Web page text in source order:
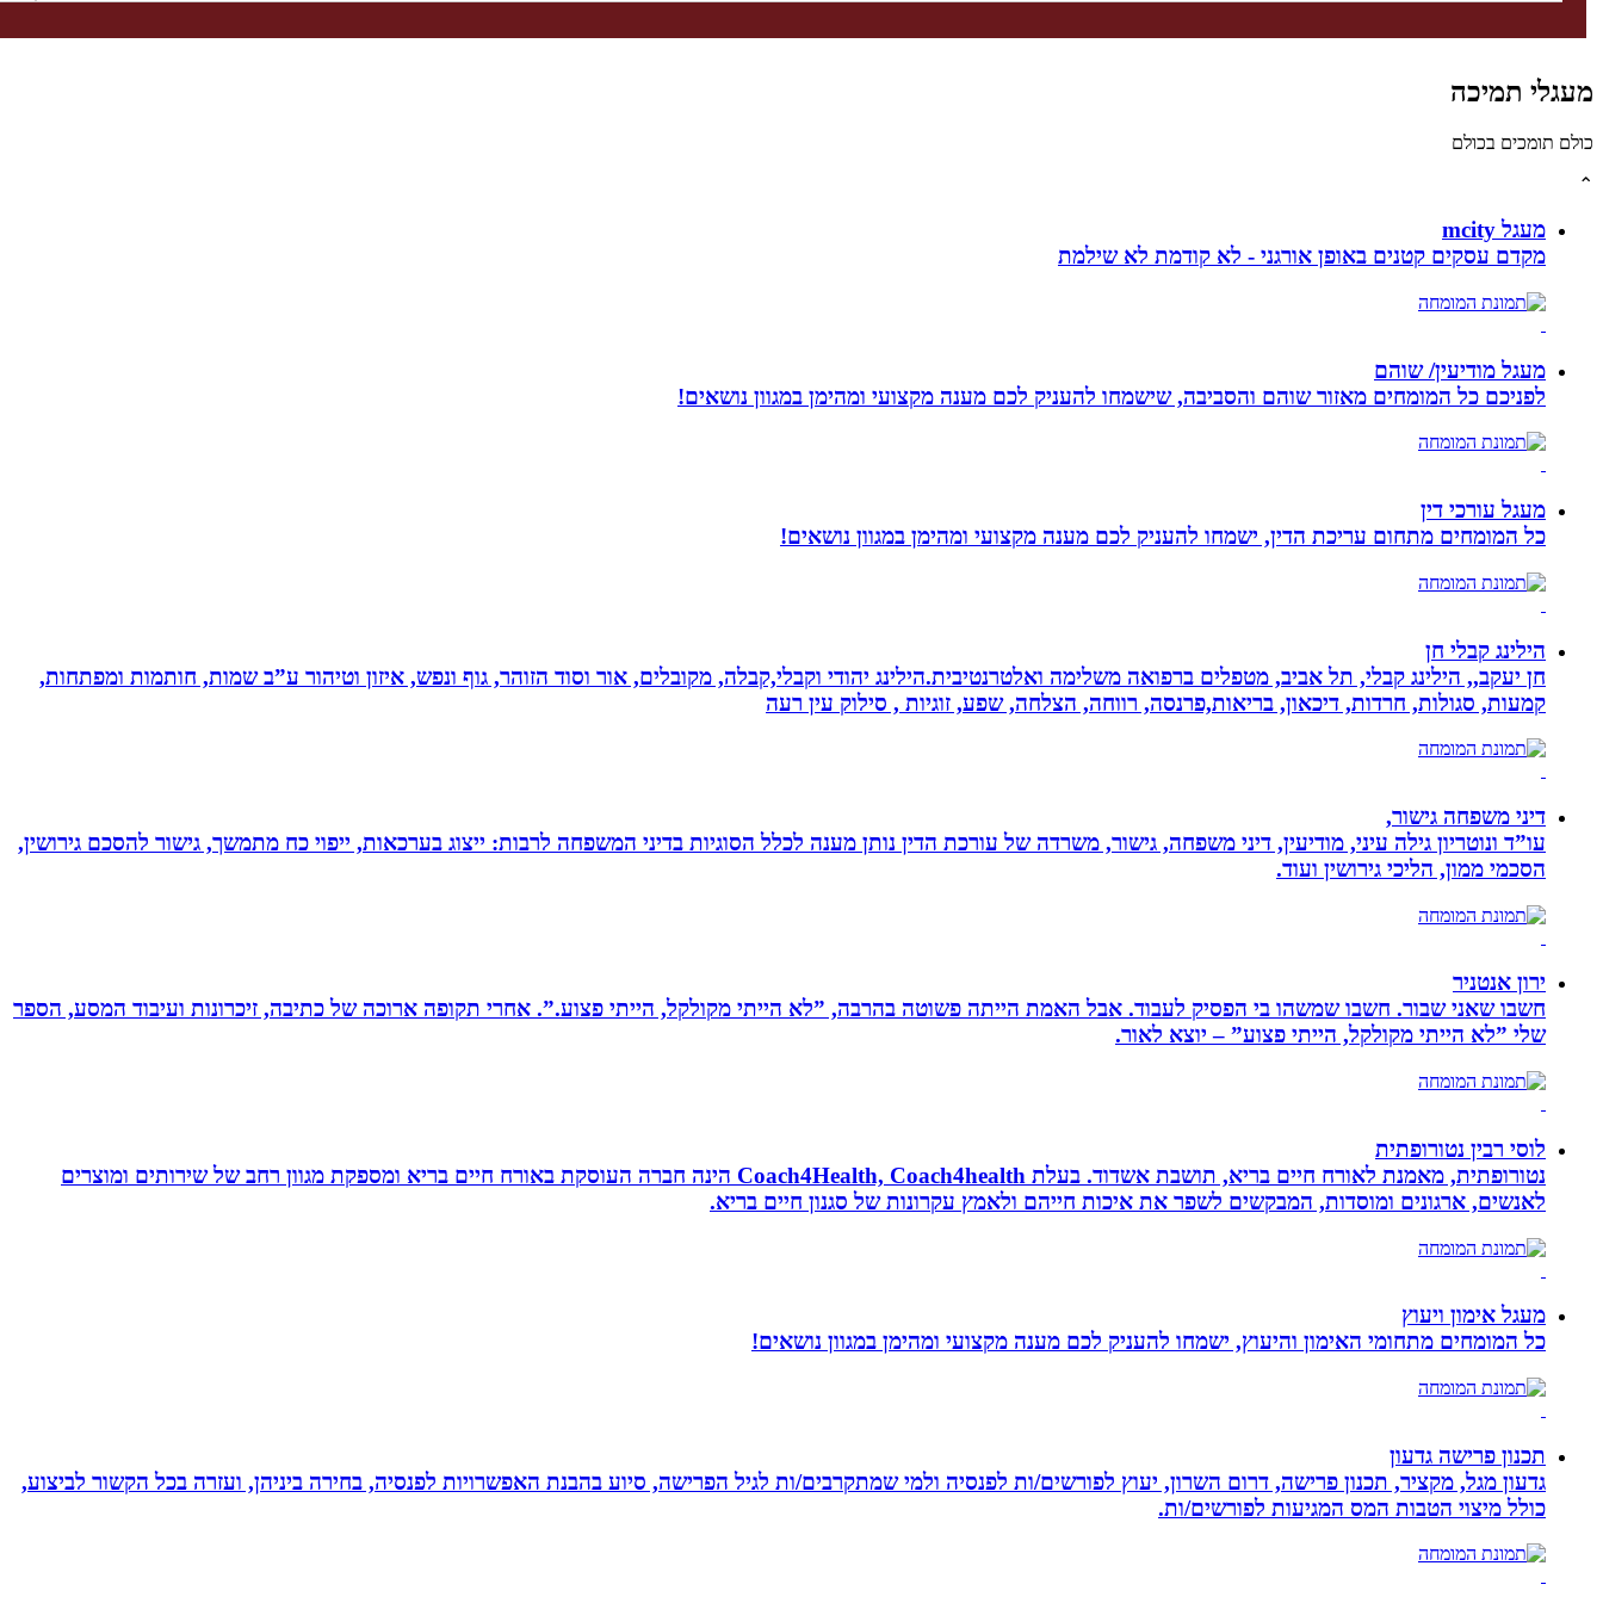
מעגלי תמיכה
כולם תומכים בכולם
⌃
מעגל mcity
מקדם עסקים קטנים באופן אורגני - לא קודמת לא שילמת
מעגל מודיעין/ שוהם
לפניכם כל המומחים מאזור שוהם והסביבה, שישמחו להעניק לכם מענה מקצועי ומהימן במגוון נושאים!
מעגל עורכי דין
כל המומחים מתחום עריכת הדין, ישמחו להעניק לכם מענה מקצועי ומהימן במגוון נושאים!
הילינג קבלי חן
חן יעקב,, הילינג קבלי, תל אביב, מטפלים ברפואה משלימה ואלטרנטיבית.הילינג יהודי וקבלי,קבלה, מקובלים, אור וסוד הזוהר, גוף ונפש, איזון וטיהור ע”ב שמות, חותמות ומפתחות,
קמעות, סגולות, חרדות, דיכאון, בריאות,פרנסה, רווחה, הצלחה, שפע, זוגיות , סילוק עין רעה
דיני משפחה גישור,
עו”ד ונוטריון גילה עיני, מודיעין, דיני משפחה, גישור, משרדה של עורכת הדין נותן מענה לכלל הסוגיות בדיני המשפחה לרבות: ייצוג בערכאות, ייפוי כח מתמשך, גישור להסכם גירושין,
הסכמי ממון, הליכי גירושין ועוד.
ירון אנטניר
חשבו שאני שבור. חשבו שמשהו בי הפסיק לעבוד. אבל האמת הייתה פשוטה בהרבה, ”לא הייתי מקולקל, הייתי פצוע.”. אחרי תקופה ארוכה של כתיבה, זיכרונות ועיבוד המסע, הספר
שלי ”לא הייתי מקולקל, הייתי פצוע” – יוצא לאור.
לוסי רבין נטורופתית
נטורופתית, מאמנת לאורח חיים בריא, תושבת אשדוד. בעלת Coach4Health, Coach4health הינה חברה העוסקת באורח חיים בריא ומספקת מגוון רחב של שירותים ומוצרים
לאנשים, ארגונים ומוסדות, המבקשים לשפר את איכות חייהם ולאמץ עקרונות של סגנון חיים בריא.
מעגל אימון ויעוץ
כל המומחים מתחומי האימון והיעוץ, ישמחו להעניק לכם מענה מקצועי ומהימן במגוון נושאים!
תכנון פרישה גדעון
גדעון מגל, מקציר, תכנון פרישה, דרום השרון, יעוץ לפורשים/ות לפנסיה ולמי שמתקרבים/ות לגיל הפרישה, סיוע בהבנת האפשרויות לפנסיה, בחירה ביניהן, ועזרה בכל הקשור לביצוע,
כולל מיצוי הטבות המס המגיעות לפורשים/ות.